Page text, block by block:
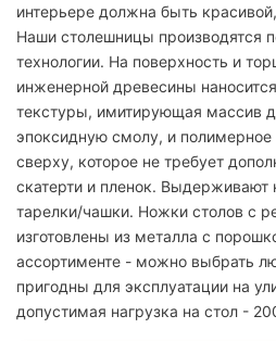
интерьере должна быть
Наши столешницы производятся
технологии. На поверхность и
инженерной древесины
текстуры, имитирующая массив
эпоксидную смолу, и полимерное
сверху, которое не требует
скатерти и пленок. Выдерживают
тарелки/чашки. Ножки столов с
изготовлены из металла с
ассортименте - можно выбрать
пригодны для эксплуатации на
допустимая нагрузка на стол -